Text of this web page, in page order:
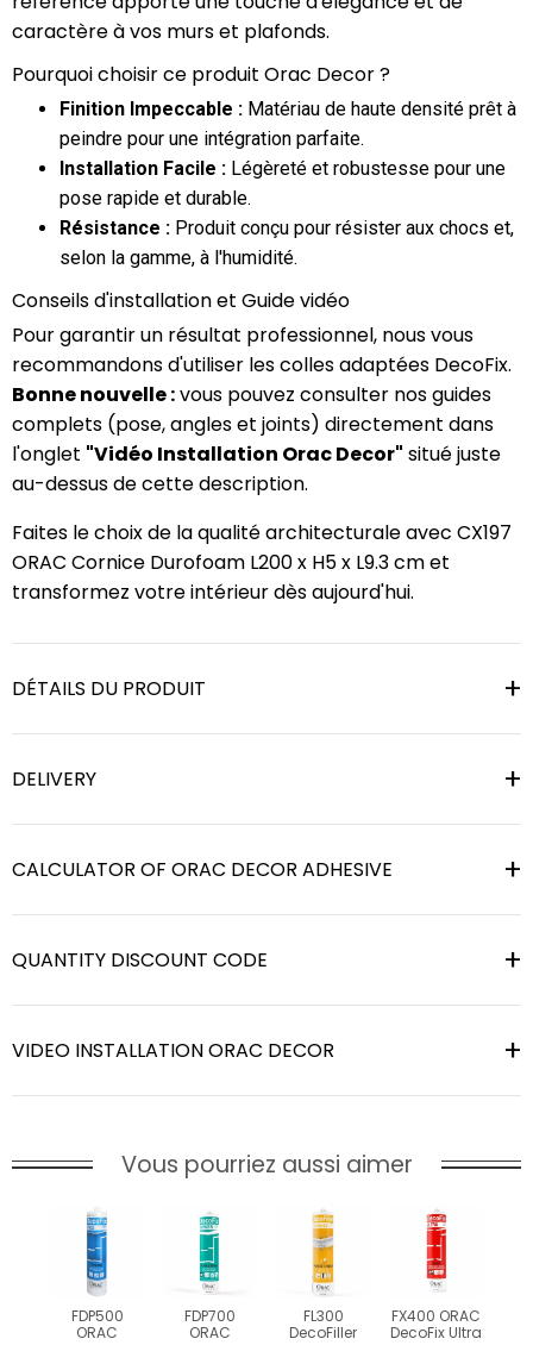
caractère à vos murs et plafonds.
Pourquoi choisir ce produit Orac Decor ?
Finition Impeccable : Matériau de haute densité prêt à
peindre pour une intégration parfaite.
Installation Facile : Légèreté et robustesse pour une
pose rapide et durable.
Résistance : Produit conçu pour résister aux chocs et,
selon la gamme, à l'humidité.
Conseils d'installation et Guide vidéo
Pour garantir un résultat professionnel, nous vous
recommandons d'utiliser les colles adaptées DecoFix.
Bonne nouvelle :vous pouvez consulter nos guides
complets (pose, angles et joints) directement dans
l'onglet "Vidéo Installation Orac Decor" situé juste
au-dessus de cette description.
Faites le choix de la qualité architecturale avec CX197
ORAC Cornice Durofoam L200 x H5 x L9.3 cm et
transformez votre intérieur dès aujourd'hui.
DÉTAILS DU PRODUIT
DELIVERY
CALCULATOR OF ORAC DECOR ADHESIVE
QUANTITY DISCOUNT CODE
VIDEO INSTALLATION ORAC DECOR
Vous pourriez aussi aimer
FDP500
ORAC
FDP700
ORAC
FL300
DecoFiller
FX400 ORAC
DecoFix Ultra